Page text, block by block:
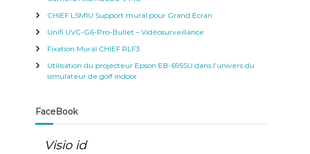
e
r
:
CHIEF LSM1U Support mural pour Grand Ecran
Unifi UVC-G6-Pro-Bullet – Vidéosurveillance
Fixation Mural CHIEF RLF3
Utilisation du projecteur Epson EB-695SU dans l’univers du
simulateur de golf indoor
FaceBook
Visio id